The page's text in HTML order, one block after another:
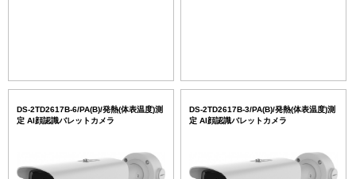
DS-2TD2617B-6/PA(B)/発熱(体表温度)測
定 AI顔認識バレットカメラ
DS-2TD2617B-3/PA(B)/発熱(体表温度)測
定 AI顔認識バレットカメラ